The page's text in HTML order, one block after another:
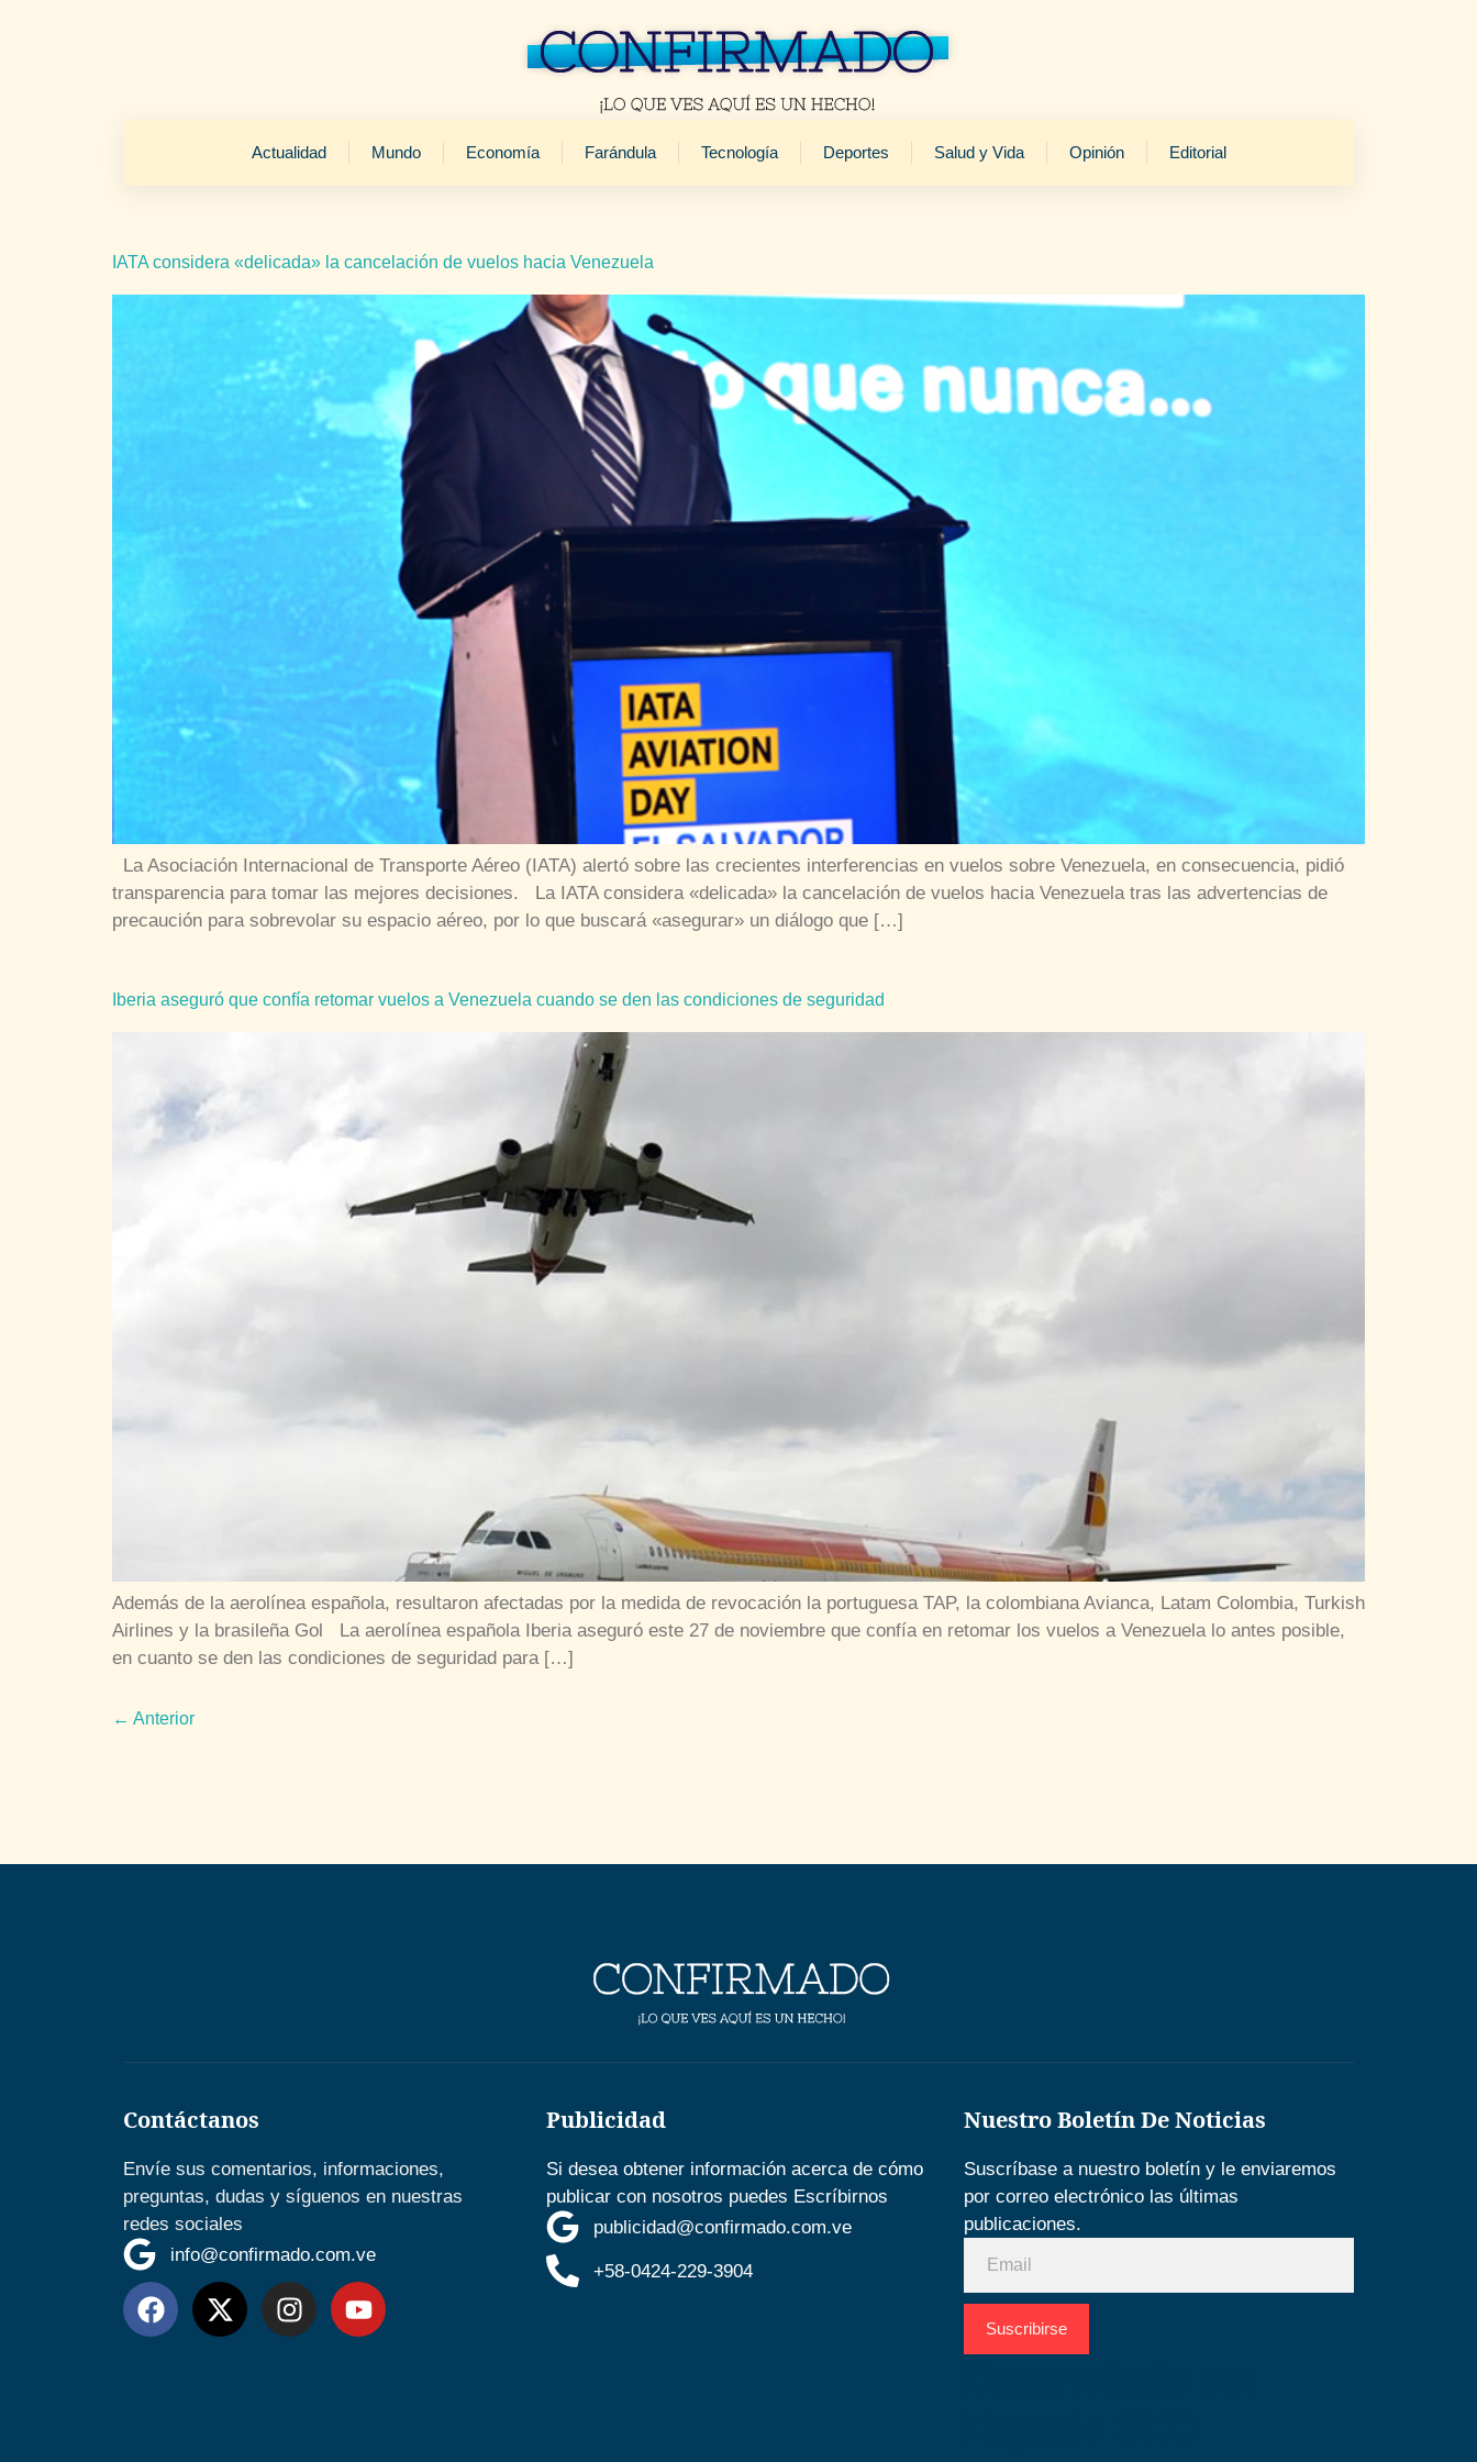
Actualidad Mundo Economía Farándula Tecnología Deportes Salud y Vida Opinión Editorial
IATA considera «delicada» la cancelación de vuelos hacia Venezuela
La Asociación Internacional de Transporte Aéreo (IATA) alertó sobre las crecientes interferencias en vuelos sobre Venezuela, en consecuencia, pidió
transparencia para tomar las mejores decisiones. La IATA considera «delicada» la cancelación de vuelos hacia Venezuela tras las advertencias de
precaución para sobrevolar su espacio aéreo, por lo que buscará «asegurar» un diálogo que […]
Iberia aseguró que confía retomar vuelos a Venezuela cuando se den las condiciones de seguridad
Además de la aerolínea española, resultaron afectadas por la medida de revocación la portuguesa TAP, la colombiana Avianca, Latam Colombia, Turkish
Airlines y la brasileña Gol La aerolínea española Iberia aseguró este 27 de noviembre que confía en retomar los vuelos a Venezuela lo antes posible,
en cuanto se den las condiciones de seguridad para […]
← Anterior
Contáctanos
Envíe sus comentarios, informaciones,
preguntas, dudas y síguenos en nuestras
redes sociales
info@confirmado.com.ve
Publicidad
Si desea obtener información acerca de cómo
publicar con nosotros puedes Escríbirnos
publicidad@confirmado.com.ve
+58-0424-229-3904
Nuestro Boletín De Noticias
Suscríbase a nuestro boletín y le enviaremos
por correo electrónico las últimas
publicaciones.
Suscribirse